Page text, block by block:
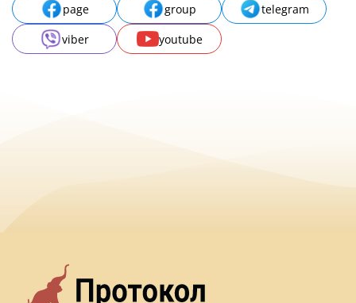
page group
telegram
viber
youtube